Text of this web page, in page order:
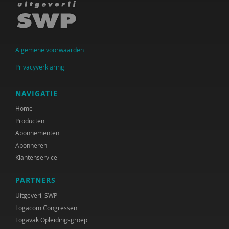
Algemene voorwaarden
Privacyverklaring
NAVIGATIE
Home
Producten
Abonnementen
Abonneren
Klantenservice
PARTNERS
Uitgeverij SWP
Logacom Congressen
Logavak Opleidingsgroep